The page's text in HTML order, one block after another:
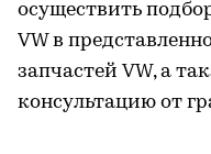
осуществить
VW в
запчастей VW, а
консультацию от